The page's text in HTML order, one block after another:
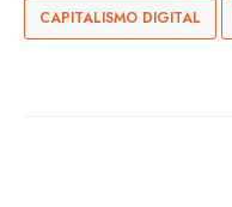
CAPITALISMO DIGITAL